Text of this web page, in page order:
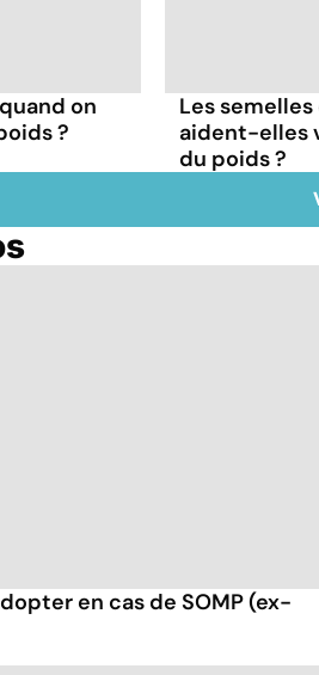
on
?
Les
aident-elles
du poids ?
en cas de SOMP (ex-